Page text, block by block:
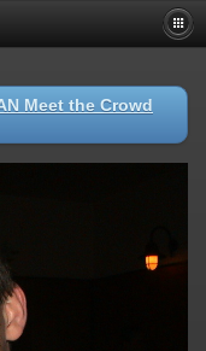
Meet the Crowd